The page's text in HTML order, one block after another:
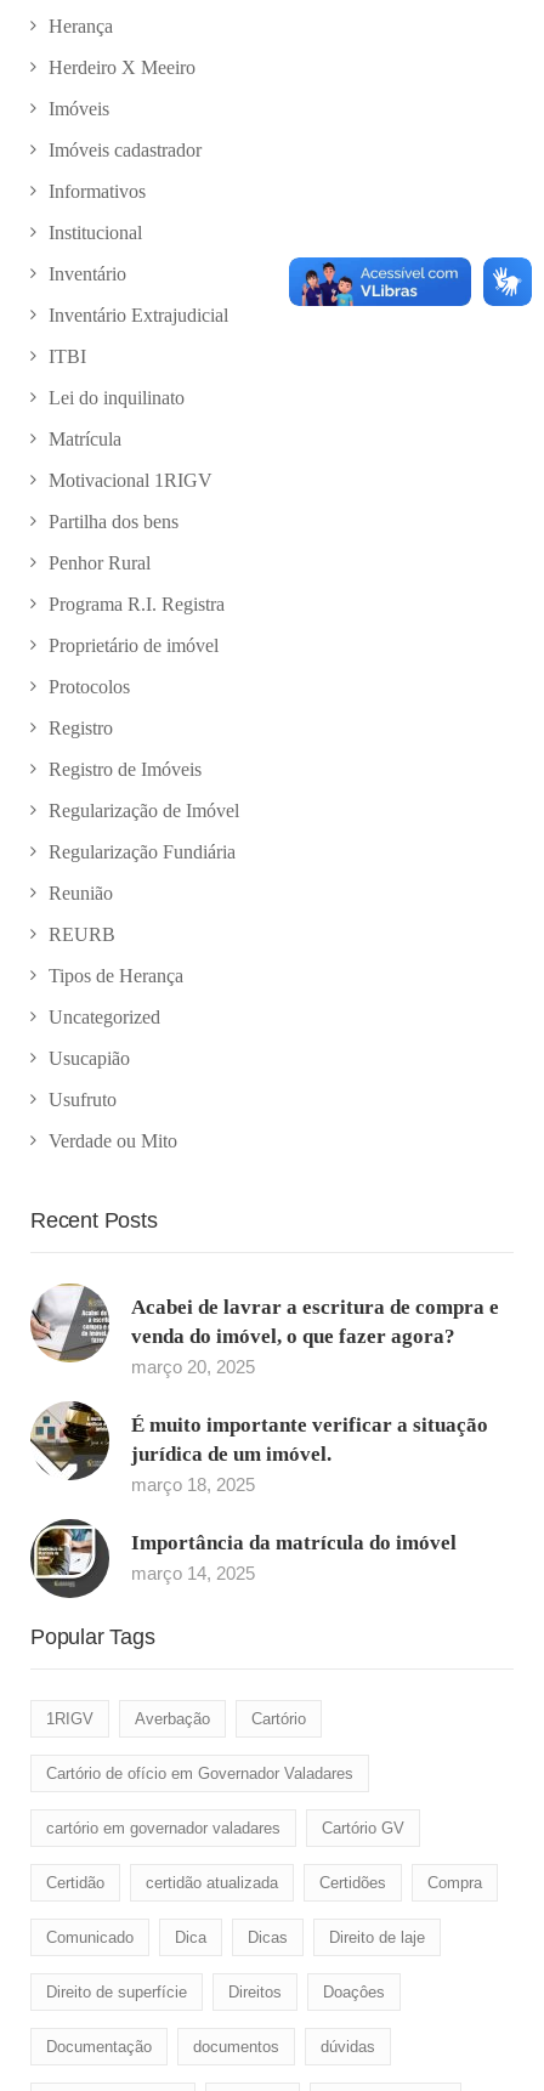
Herança
Herdeiro X Meeiro
Imóveis
Imóveis cadastrador
Informativos
Institucional
Inventário
Inventário Extrajudicial
ITBI
Lei do inquilinato
Matrícula
Motivacional 1RIGV
Partilha dos bens
Penhor Rural
Programa R.I. Registra
Proprietário de imóvel
Protocolos
Registro
Registro de Imóveis
Regularização de Imóvel
Regularização Fundiária
Reunião
REURB
Tipos de Herança
Uncategorized
Usucapião
Usufruto
Verdade ou Mito
Recent Posts
Acabei de lavrar a escritura de compra e
venda do imóvel, o que fazer agora?
março 20, 2025
É muito importante verificar a situação
jurídica de um imóvel.
março 18, 2025
Importância da matrícula do imóvel
março 14, 2025
Popular Tags
1RIGV Averbação Cartório
Cartório de ofício em Governador Valadares
cartório em governador valadares Cartório GV
Certidão certidão atualizada Certidões Compra
Comunicado Dica Dicas Direito de laje
Direito de superfície Direitos Doaçôes
Documentação documentos dúvidas